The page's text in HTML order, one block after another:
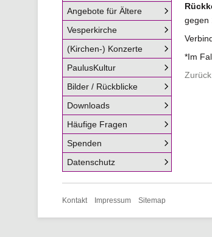
gegen
*Im
Angebote für Ältere
Vesperkirche
(Kirchen-) Konzerte
PaulusKultur
Bilder / Rückblicke
Downloads
Häufige Fragen
Spenden
Datenschutz
Navigation
Kontakt Impressum Sitemap